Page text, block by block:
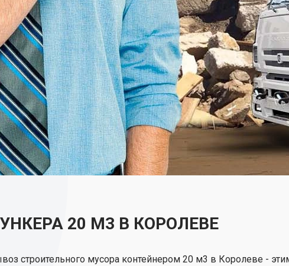
20 М3 В КОРОЛЕВЕ
строительного мусора контейнером 20 м3 в Королеве -